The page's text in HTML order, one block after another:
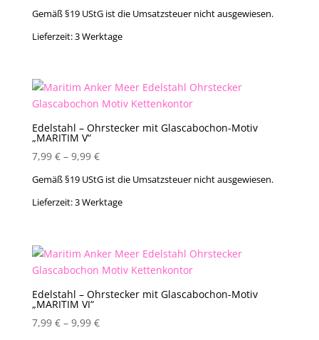
Gemäß §19 UStG ist die Umsatzsteuer nicht ausgewiesen.
Lieferzeit:3 Werktage
Edelstahl – Ohrstecker mit Glascabochon-Motiv
„MARITIM V“
7,99 €– 9,99 €
Gemäß §19 UStG ist die Umsatzsteuer nicht ausgewiesen.
Lieferzeit:3 Werktage
Edelstahl – Ohrstecker mit Glascabochon-Motiv
„MARITIM VI“
7,99 €– 9,99 €